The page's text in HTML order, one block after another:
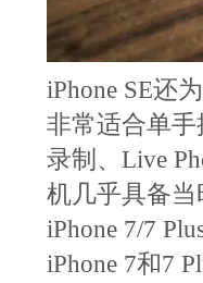
iPhone SE还
非常适合单
录制、Live
机几乎具备当
iPhone 7/7
iPhone 7和7